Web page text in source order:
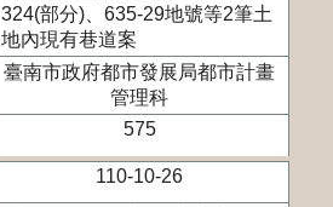
324(部分)、635-29地號等2筆土
地內現有巷道案
臺南市政府都市發展局都市計畫
管理科
575
110-10-26